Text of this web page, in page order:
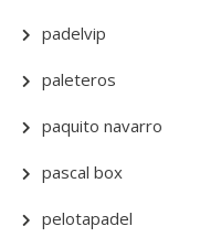
padelvip
paleteros
paquito navarro
pascal box
pelotapadel